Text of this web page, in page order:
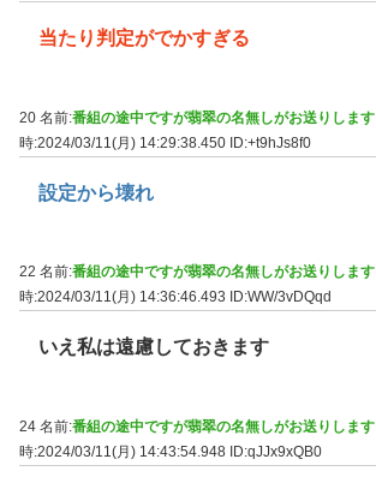
当たり判定がでかすぎる
20 名前:番組の途中ですが翡翠の名無しがお送りします
時:2024/03/11(月) 14:29:38.450 ID:+t9hJs8f0
設定から壊れ
22 名前:番組の途中ですが翡翠の名無しがお送りします
時:2024/03/11(月) 14:36:46.493
ID:WW/3vDQqd
いえ私は遠慮しておきます
24 名前:番組の途中ですが翡翠の名無しがお送りします
時:2024/03/11(月) 14:43:54.948 ID:qJJx9xQB0